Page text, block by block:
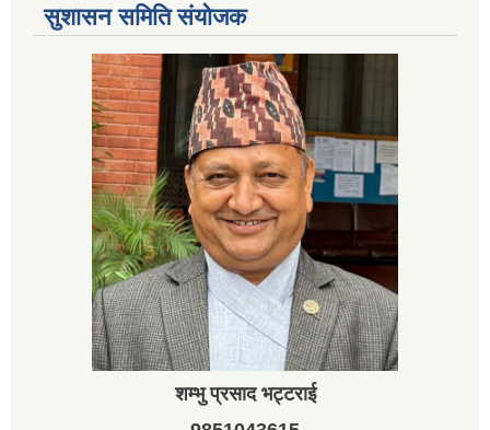
सुशासन समिति संयोजक
शम्भु प्रसाद भट्टराई